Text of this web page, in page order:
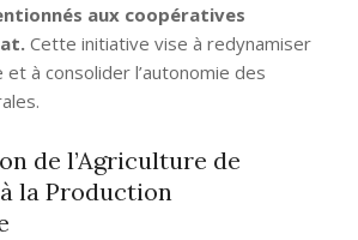
aux coopératives
Cette initiative vise à redynamiser
et à consolider l’autonomie des
de l’Agriculture de
la Production